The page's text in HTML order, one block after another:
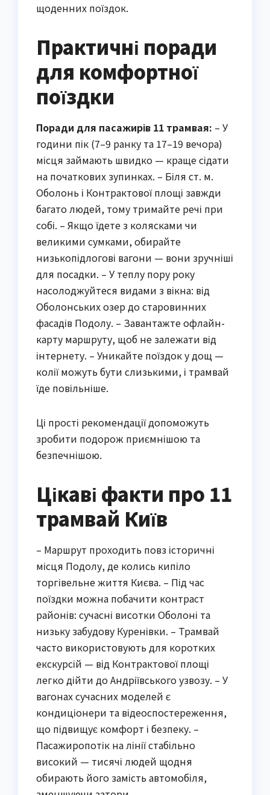
щоденних поїздок.
Практичні поради
для комфортної
поїздки
Поради для пасажирів 11 трамвая: – У
години пік (7–9 ранку та 17–19 вечора)
місця займають швидко — краще сідати
на початкових зупинках. – Біля ст. м.
Оболонь і Контрактової площі завжди
багато людей, тому тримайте речі при
собі. – Якщо їдете з колясками чи
великими сумками, обирайте
низькопідлогові вагони — вони зручніші
для посадки. – У теплу пору року
насолоджуйтеся видами з вікна: від
Оболонських озер до старовинних
фасадів Подолу. – Завантажте офлайн-
карту маршруту, щоб не залежати від
інтернету. – Уникайте поїздок у дощ —
колії можуть бути слизькими, і трамвай
їде повільніше.
Ці прості рекомендації допоможуть
зробити подорож приємнішою та
безпечнішою.
Цікаві факти про 11
трамвай Київ
– Маршрут проходить повз історичні
місця Подолу, де колись кипіло
торгівельне життя Києва. – Під час
поїздки можна побачити контраст
районів: сучасні висотки Оболоні та
низьку забудову Куренівки. – Трамвай
часто використовують для коротких
екскурсій — від Контрактової площі
легко дійти до Андріївського узвозу. – У
вагонах сучасних моделей є
кондиціонери та відеоспостереження,
що підвищує комфорт і безпеку. –
Пасажиропотік на лінії стабільно
високий — тисячі людей щодня
обирають його замість автомобіля,